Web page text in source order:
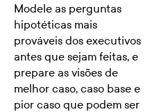
Modele as perguntas
hipotéticas mais
prováveis dos executivos
antes que sejam feitas, e
prepare as visões de
melhor caso, caso base e
pior caso que podem ser